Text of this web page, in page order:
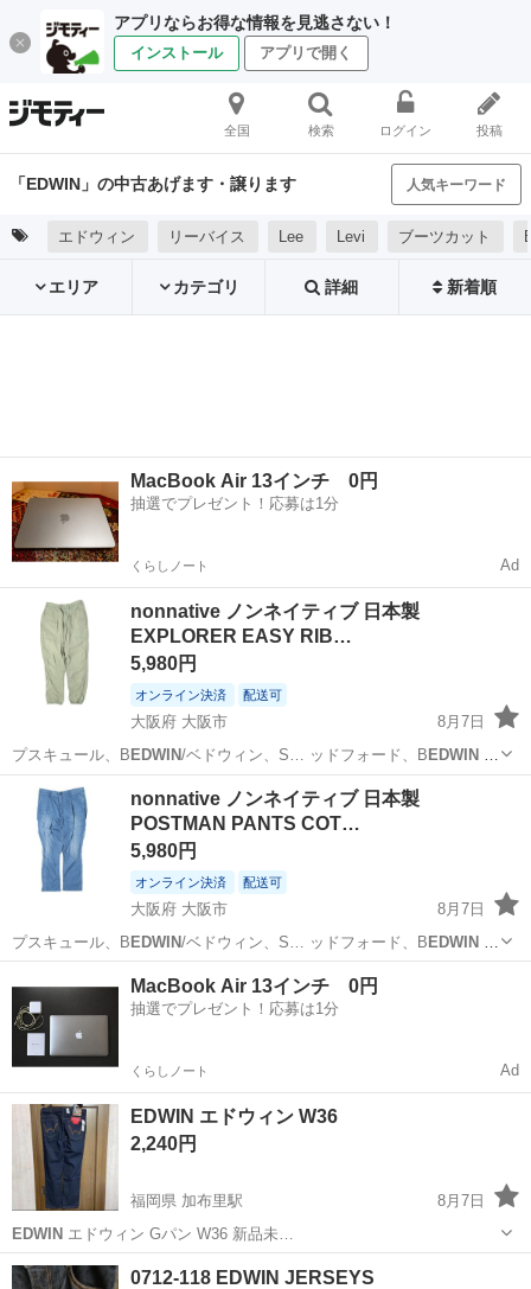
アプリならお得な情報を見逃さない！
インストール アプリで開く
全国 検索 ログイン 投稿
「EDWIN」の中古あげます・譲ります 人気キーワード
エドウィン リーバイス Lee Levi ブーツカット
エリア カテゴリ 詳細 新着順
MacBook Air 13インチ 0円
抽選でプレゼント！応募は1分
くらしノート Ad
nonnative ノンネイティブ 日本製
EXPLORER EASY RIB…
5,980円
オンライン決済 配送可
大阪府 大阪市
8月7日
プスキュール、B EDWIN/ベドウィン、S… ッドフォード、B EDWIN
THE H…
大阪 大阪市
nonnative ノンネイティブ 日本製
POSTMAN PANTS COT…
5,980円
オンライン決済 配送可
大阪府 大阪市
8月7日
プスキュール、B EDWIN/ベドウィン、S… ッドフォード、B EDWIN
THE H…
MacBook Air 13インチ 0円
抽選でプレゼント！応募は1分
くらしノート Ad
EDWIN エドウィン W36
2,240円
福岡県 加布里駅
8月7日
EDWINエドウィン Gパン W36 新品未…
福岡 糸島市
0712-118 EDWIN JERSEYS